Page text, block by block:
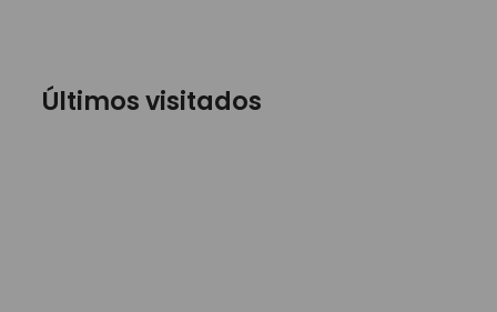
Últimos visitados